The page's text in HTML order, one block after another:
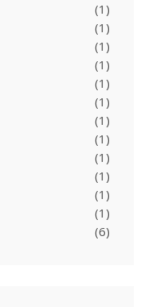
(1)
(1)
(1)
(1)
(1)
(1)
(1)
(1)
(1)
(1)
(1)
(1)
(6)